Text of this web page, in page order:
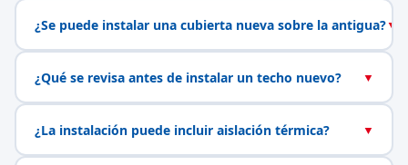
¿Se puede instalar una cubierta nueva sobre la antigua?▼
¿Qué se revisa antes de instalar un techo nuevo? ▼
¿La instalación puede incluir aislación térmica? ▼